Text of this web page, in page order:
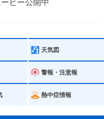
ビー公開中
天気図
警報・注意報
熱中症情報